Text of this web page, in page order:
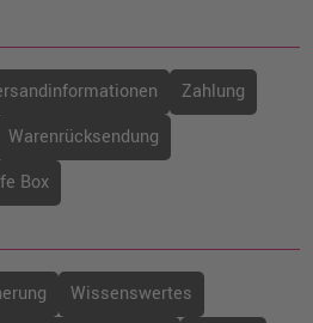
427XLBK Druckerpatrone ·
€
zzgl. Versand
427BK Druckerpatrone ·
zzgl. Versand
Zahlung
Warenrücksendung
Box
Wissenswertes